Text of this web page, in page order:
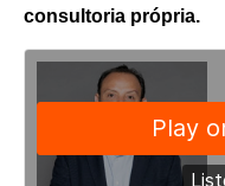
consultoria própria.